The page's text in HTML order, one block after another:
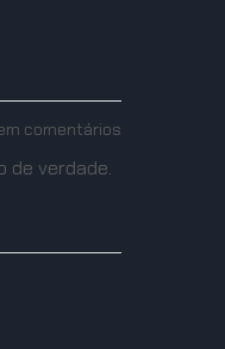
comentários
de verdade.